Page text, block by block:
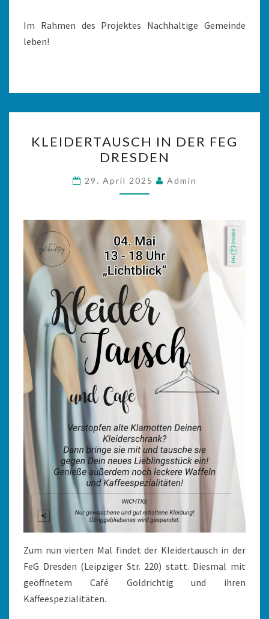
Im Rahmen des Projektes Nachhaltige Gemeinde
leben!
IN
DER
FEG
DRESDEN
KLEIDERTAUSCH IN DER FEG
DRESDEN
29. April 2025 Admin
Zum nun vierten Mal findet der Kleidertausch in der
FeG Dresden (Leipziger Str. 220) statt. Diesmal mit
geöffnetem Café Goldrichtig und ihren
Kaffeespezialitäten.